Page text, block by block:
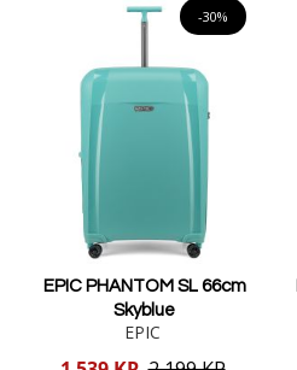
-30%
EPIC PHANTOM SL 66cm
Skyblue
EPIC
Reducerat